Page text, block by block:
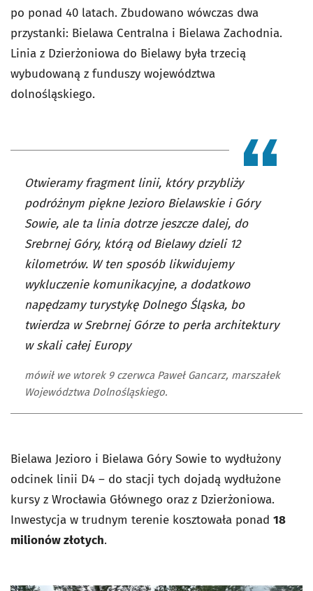
po ponad 40 latach. Zbudowano wówczas dwa
przystanki: Bielawa Centralna i Bielawa Zachodnia.
Linia z Dzierżoniowa do Bielawy była trzecią
wybudowaną z funduszy województwa
dolnośląskiego.
Otwieramy fragment linii, który przybliży
podróżnym piękne Jezioro Bielawskie i Góry
Sowie, ale ta linia dotrze jeszcze dalej, do
Srebrnej Góry, którą od Bielawy dzieli 12
kilometrów. W ten sposób likwidujemy
wykluczenie komunikacyjne, a dodatkowo
napędzamy turystykę Dolnego Śląska, bo
twierdza w Srebrnej Górze to perła architektury
w skali całej Europy
mówił we wtorek 9 czerwca Paweł Gancarz, marszałek
Województwa Dolnośląskiego.
Bielawa Jezioro i Bielawa Góry Sowie to wydłużony
odcinek linii D4 – do stacji tych dojadą wydłużone
kursy z Wrocławia Głównego oraz z Dzierżoniowa.
Inwestycja w trudnym terenie kosztowała ponad 18
milionów złotych.